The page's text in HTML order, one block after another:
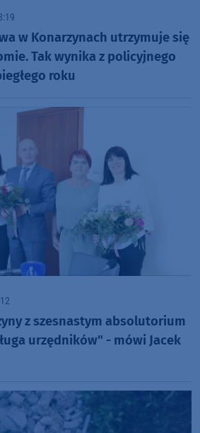
w Konarzynach utrzymuje się
Tak wynika z policyjnego
roku
z szesnastym absolutorium
urzędników" - mówi Jacek